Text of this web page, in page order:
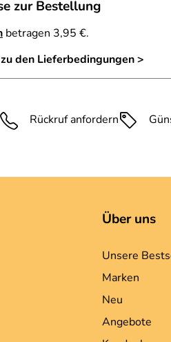
zur Bestellung
betragen 3,95 €.
den Lieferbedingungen >
Rückruf anfordern
Über uns
Unsere
Marken
Neu
Angebote